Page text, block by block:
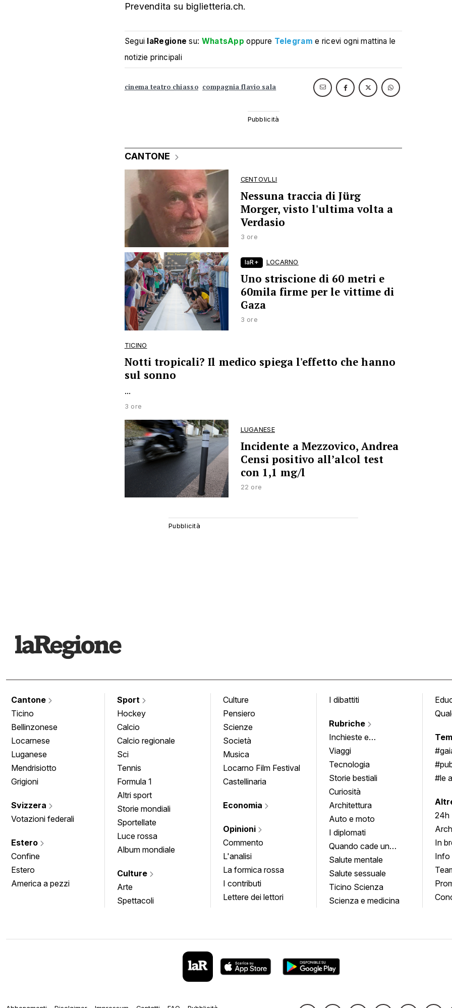
Prevendita su biglietteria.ch.
Segui laRegione su: WhatsApp oppure Telegram e ricevi ogni mattina le
notizie principali
cinema teatro chiasso compagnia flavio sala
CANTONE
CENTOVLLI
Nessuna traccia di Jürg
Morger, visto l'ultima volta a
Verdasio
3 ore
laR+ LOCARNO
Uno striscione di 60 metri e
60mila firme per le vittime di
Gaza
3 ore
TICINO
Notti tropicali? Il medico spiega l'effetto che hanno
sul sonno
...
3 ore
LUGANESE
Incidente a Mezzovico, Andrea
Censi positivo all’alcol test
con 1,1 mg/l
22 ore
Cantone
Ticino
Bellinzonese
Locarnese
Luganese
Mendrisiotto
Grigioni
Svizzera
Votazioni federali
Estero
Confine
Estero
America a pezzi
Sport
Hockey
Calcio
Calcio regionale
Sci
Tennis
Formula 1
Altri sport
Storie mondiali
Sportellate
Luce rossa
Album mondiale
Culture
Arte
Spettacoli
Culture
Pensiero
Scienze
Società
Musica
Locarno Film Festival
Castellinaria
Economia
Opinioni
Commento
L'analisi
La formica rossa
I contributi
Lettere dei lettori
I dibattiti
Rubriche
Inchieste e
approfondimenti
Viaggi
Tecnologia
Storie bestiali
Curiosità
Architettura
Auto e moto
I diplomati
Quando cade un
quadro
Salute mentale
Salute sessuale
Ticino Scienza
Scienza e medicina
#le
24h
In
Info